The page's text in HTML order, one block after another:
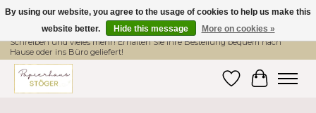
Hier finden Sie hochwertige Produkte im Bereich Schule, Büro, Papier,
Schreiben und vieles mehr! Erhalten Sie Ihre Bestellung bequem nach
Hause oder ins Büro geliefert!
WishlistCart
By using our website, you agree to the usage of cookies to help us make this
website better.
Hide this message More on cookies »